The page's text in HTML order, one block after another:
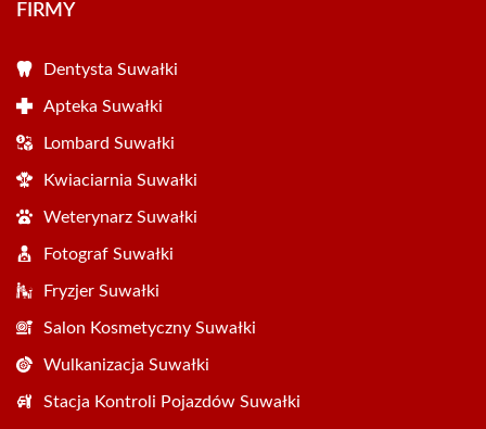
FIRMY
Dentysta Suwałki
Apteka Suwałki
Lombard Suwałki
Kwiaciarnia Suwałki
Weterynarz Suwałki
Fotograf Suwałki
Fryzjer Suwałki
Salon Kosmetyczny Suwałki
Wulkanizacja Suwałki
Stacja Kontroli Pojazdów Suwałki